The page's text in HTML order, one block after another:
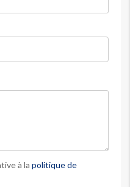
à la politique de